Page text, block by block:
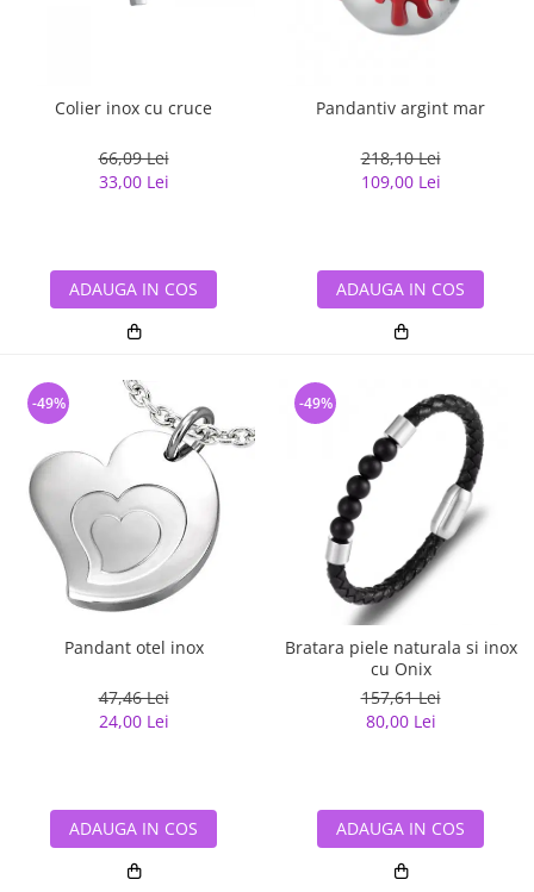
Colier inox cu cruce
66,09 Lei
33,00 Lei
ADAUGA IN COS
Pandantiv argint mar
218,10 Lei
109,00 Lei
ADAUGA IN COS
Pandant otel inox
47,46 Lei
24,00 Lei
-49%
ADAUGA IN COS
Bratara piele naturala si inox
cu Onix
157,61 Lei
80,00 Lei
-49%
ADAUGA IN COS